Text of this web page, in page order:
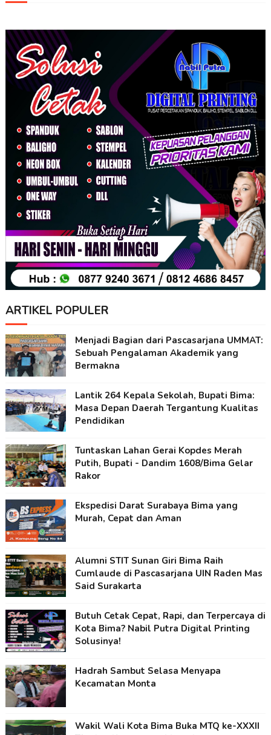
ARTIKEL POPULER
Menjadi Bagian dari Pascasarjana UMMAT:
Sebuah Pengalaman Akademik yang
Bermakna
Lantik 264 Kepala Sekolah, Bupati Bima:
Masa Depan Daerah Tergantung Kualitas
Pendidikan
Tuntaskan Lahan Gerai Kopdes Merah
Putih, Bupati - Dandim 1608/Bima Gelar
Rakor
Ekspedisi Darat Surabaya Bima yang
Murah, Cepat dan Aman
Alumni STIT Sunan Giri Bima Raih
Cumlaude di Pascasarjana UIN Raden Mas
Said Surakarta
Butuh Cetak Cepat, Rapi, dan Terpercaya di
Kota Bima? Nabil Putra Digital Printing
Solusinya!
Hadrah Sambut Selasa Menyapa
Kecamatan Monta
Wakil Wali Kota Bima Buka MTQ ke-XXXII